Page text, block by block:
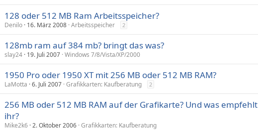
128 oder 512 MB Ram Arbeitsspeicher?
Denilo 16. März 2008 Arbeitsspeicher 2
128mb ram auf 384 mb? bringt das was?
slay24 19. Juli 2007 Windows 7/8/Vista/XP/2000
1950 Pro oder 1950 XT mit 256 MB oder 512 MB RAM?
LaMotta 6. Juli 2007 Grafikkarten: Kaufberatung 2
256 MB oder 512 MB RAM auf der Grafikarte? Und was empfehlt
ihr?
Mike2k6 2. Oktober 2006 Grafikkarten: Kaufberatung